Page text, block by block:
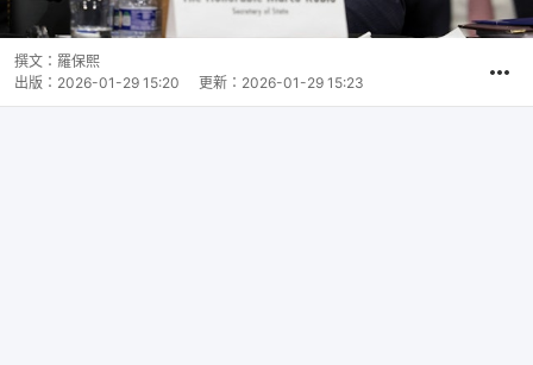
撰文： 羅保熙
出版： 2026-01-29 15:20 更新： 2026-01-29 15:23